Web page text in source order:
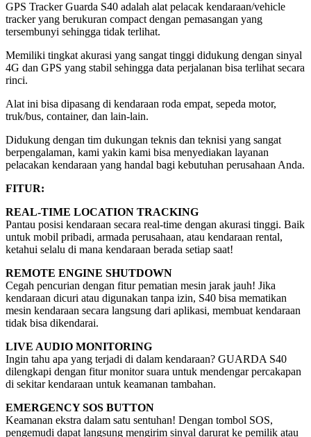
GPS Tracker Guarda S40 adalah alat pelacak kendaraan/vehicle
tracker yang berukuran compact dengan pemasangan yang
tersembunyi sehingga tidak terlihat.
Memiliki tingkat akurasi yang sangat tinggi didukung dengan sinyal
4G dan GPS yang stabil sehingga data perjalanan bisa terlihat secara
rinci.
Alat ini bisa dipasang di kendaraan roda empat, sepeda motor,
truk/bus, container, dan lain-lain.
Didukung dengan tim dukungan teknis dan teknisi yang sangat
berpengalaman, kami yakin kami bisa menyediakan layanan
pelacakan kendaraan yang handal bagi kebutuhan perusahaan Anda.
FITUR:
REAL-TIME LOCATION TRACKING
Pantau posisi kendaraan secara real-time dengan akurasi tinggi. Baik
untuk mobil pribadi, armada perusahaan, atau kendaraan rental,
ketahui selalu di mana kendaraan berada setiap saat!
REMOTE ENGINE SHUTDOWN
Cegah pencurian dengan fitur pematian mesin jarak jauh! Jika
kendaraan dicuri atau digunakan tanpa izin, S40 bisa mematikan
mesin kendaraan secara langsung dari aplikasi, membuat kendaraan
tidak bisa dikendarai.
LIVE AUDIO MONITORING
Ingin tahu apa yang terjadi di dalam kendaraan? GUARDA S40
dilengkapi dengan fitur monitor suara untuk mendengar percakapan
di sekitar kendaraan untuk keamanan tambahan.
EMERGENCY SOS BUTTON
Keamanan ekstra dalam satu sentuhan! Dengan tombol SOS,
pengemudi dapat langsung mengirim sinyal darurat ke pemilik atau